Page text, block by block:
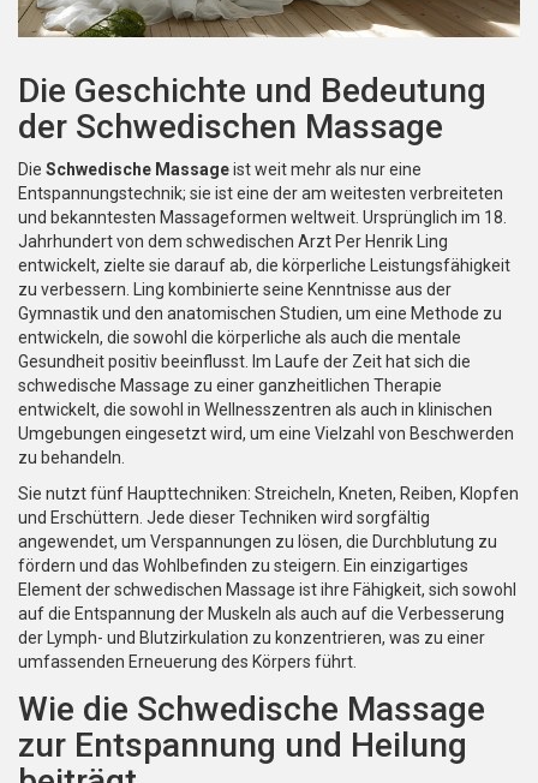
Die Geschichte und Bedeutung
der Schwedischen Massage
Die Schwedische Massageist weit mehr als nur eine
Entspannungstechnik; sie ist eine der am weitesten verbreiteten
und bekanntesten Massageformen weltweit. Ursprünglich im 18.
Jahrhundert von dem schwedischen Arzt Per Henrik Ling
entwickelt, zielte sie darauf ab, die körperliche Leistungsfähigkeit
zu verbessern. Ling kombinierte seine Kenntnisse aus der
Gymnastik und den anatomischen Studien, um eine Methode zu
entwickeln, die sowohl die körperliche als auch die mentale
Gesundheit positiv beeinflusst. Im Laufe der Zeit hat sich die
schwedische Massage zu einer ganzheitlichen Therapie
entwickelt, die sowohl in Wellnesszentren als auch in klinischen
Umgebungen eingesetzt wird, um eine Vielzahl von Beschwerden
zu behandeln.
Sie nutzt fünf Haupttechniken: Streicheln, Kneten, Reiben, Klopfen
und Erschüttern. Jede dieser Techniken wird sorgfältig
angewendet, um Verspannungen zu lösen, die Durchblutung zu
fördern und das Wohlbefinden zu steigern. Ein einzigartiges
Element der schwedischen Massage ist ihre Fähigkeit, sich sowohl
auf die Entspannung der Muskeln als auch auf die Verbesserung
der Lymph- und Blutzirkulation zu konzentrieren, was zu einer
umfassenden Erneuerung des Körpers führt.
Wie die Schwedische Massage
zur Entspannung und Heilung